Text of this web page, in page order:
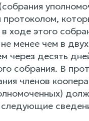
ходе этого
менее чем в
через десять
собрания. В
членов